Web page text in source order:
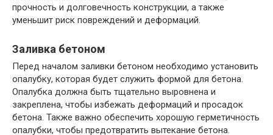
прочность и долговечность конструкции, а также
уменьшит риск повреждений и деформаций.
Заливка бетоном
Перед началом заливки бетоном необходимо установить
опалубку, которая будет служить формой для бетона.
Опалубка должна быть тщательно выровнена и
закреплена, чтобы избежать деформаций и просадок
бетона. Также важно обеспечить хорошую герметичность
опалубки, чтобы предотвратить вытекание бетона.